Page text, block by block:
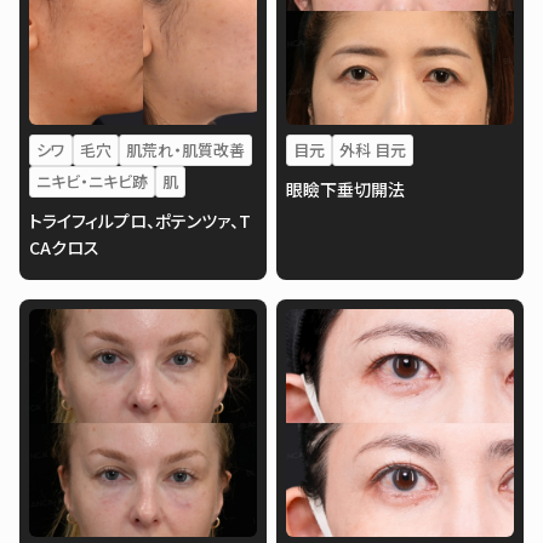
シワ 毛穴
肌荒れ・肌質改善
ニキビ・ニキビ跡
肌
トライフィルプロ、ポテンツァ、T
CAクロス
目元 外科 目元
眼瞼下垂切開法